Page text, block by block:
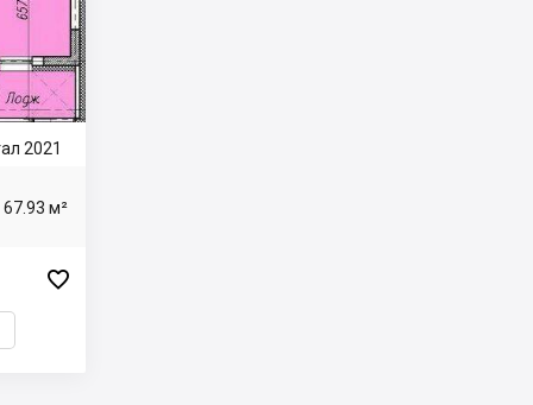
2021
67.93 м²
